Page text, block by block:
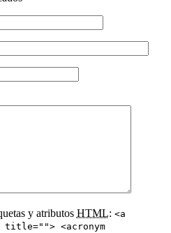
y atributos HTML: <a
<acronym